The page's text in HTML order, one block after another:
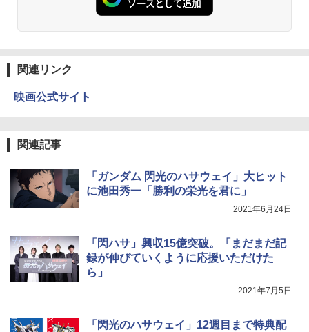
関連リンク
映画公式サイト
関連記事
「ガンダム 閃光のハサウェイ」大ヒット
に池田秀一「勝利の栄光を君に」
2021年6月24日
「閃ハサ」興収15億突破。「まだまだ記
録が伸びていくように応援いただけた
ら」
2021年7月5日
「閃光のハサウェイ」12週目まで特典配